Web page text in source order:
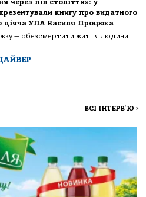
через пів століття»: у
книгу про видатного
діяча УПА Василя Процюка
— обезсмертити життя людини
ВСІ ІНТЕРВ'Ю >